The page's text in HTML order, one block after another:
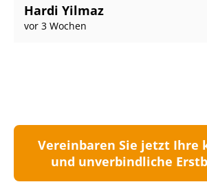
Hardi Yilmaz
vor 3 Wochen
Vereinbaren Sie jetzt Ihre
und unverbindliche